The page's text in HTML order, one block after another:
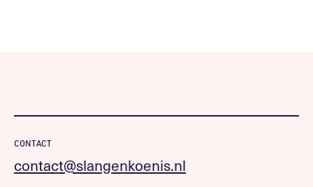
CONTACT
contact@slangenkoenis.nl